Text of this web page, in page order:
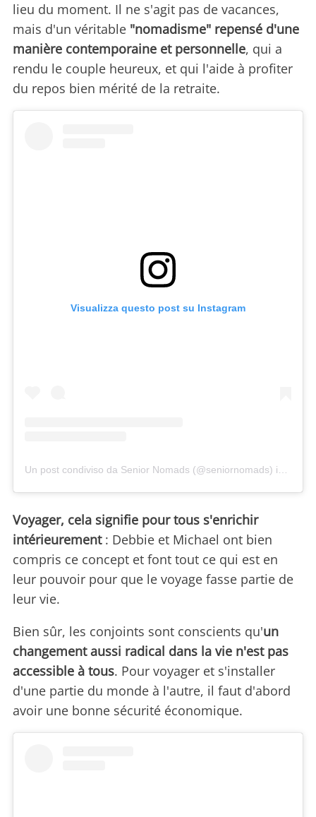
lieu du moment. Il ne s'agit pas de vacances,
mais d'un véritable "nomadisme" repensé d'une
manière contemporaine et personnelle, qui a
rendu le couple heureux, et qui l'aide à profiter
du repos bien mérité de la retraite.
Visualizza questo post su Instagram
Un post condiviso da Senior Nomads (@seniornomads) in data:
Voyager, cela signifie pour tous s'enrichir
intérieurement: Debbie et Michael ont bien
compris ce concept et font tout ce qui est en
leur pouvoir pour que le voyage fasse partie de
leur vie.
Bien sûr, les conjoints sont conscients qu'un
changement aussi radical dans la vie n'est pas
accessible à tous. Pour voyager et s'installer
d'une partie du monde à l'autre, il faut d'abord
avoir une bonne sécurité économique.